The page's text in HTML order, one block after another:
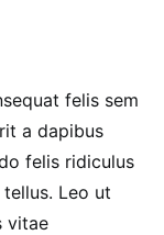
felis sem
a dapibus
felis ridiculus
Leo ut
vitae